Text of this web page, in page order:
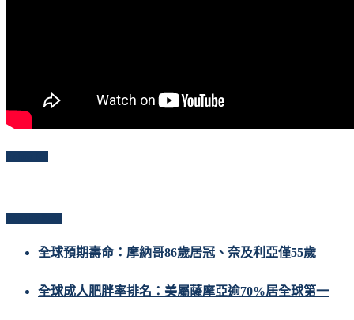
全球預期壽命：摩納哥86歲居冠、奈及利亞僅55歲
全球成人肥胖率排名：美屬薩摩亞逾70%居全球第一